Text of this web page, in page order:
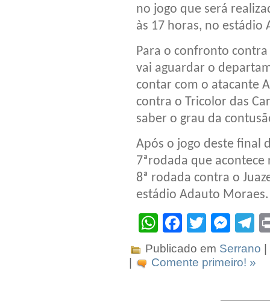
no jogo que será
às 17 horas, no estádio
Para o confronto
vai aguardar o
contar com o atacante
contra o Tricolor das
saber o grau da
Após o jogo deste final
7ªrodada que
8ª rodada contra o
estádio Adauto Moraes.
WhatsApp
Facebook
Twitter
Publicado em Serrano
Comente primeiro! »